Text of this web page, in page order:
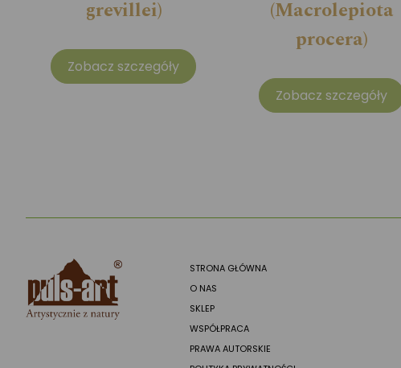
grevillei)
Zobacz szczegóły
(Macrolepiota
procera)
Zobacz szczegóły
STRONA GŁÓWNA
O NAS
SKLEP
WSPÓŁPRACA
PRAWA AUTORSKIE